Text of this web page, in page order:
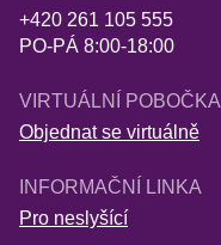
+420 261 105 555
PO-PÁ 8:00-18:00
VIRTUÁLNÍ POBOČKA
Objednat se virtuálně
INFORMAČNÍ LINKA
Pro neslyšící